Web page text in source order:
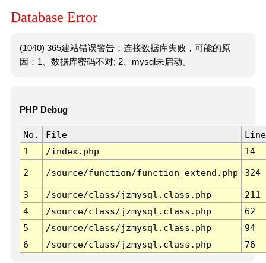
Database Error
(1040) 365建站错误警告：连接数据库失败，可能的原
因：1、数据库密码不对; 2、mysql未启动。
PHP Debug
No. File
Line
1
/index.php 14
2 /source/function/function_extend.php 324
3 /source/class/jzmysql.class.php
211
4
/source/class/jzmysql.class.php
62
5
/source/class/jzmysql.class.php
94
6
/source/class/jzmysql.class.php 76